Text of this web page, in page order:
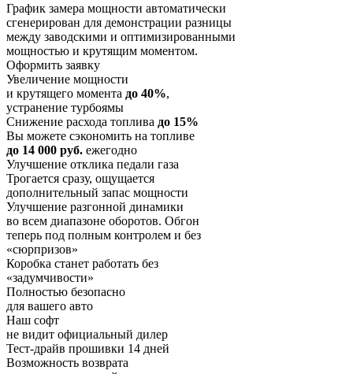
График замера мощности автоматически
сгенерирован для демонстрации разницы
между заводскими и оптимизированными
мощностью и крутящим моментом.
Оформить заявку
Увеличение мощности
и крутящего момента до 40%,
устранение турбоямы
Снижение расхода топлива до 15%
Вы можете сэкономить на топливе
до 14 000 руб. ежегодно
Улучшение отклика педали газа
Трогается сразу, ощущается
дополнительный запас мощности
Улучшение разгонной динамики
во всем диапазоне оборотов. Обгон
теперь под полным контролем и без
«сюрпризов»
Коробка станет работать без
«задумчивости»
Полностью безопасно
для вашего авто
Наш софт
не видит официальный дилер
Тест-драйв прошивки 14 дней
Возможность возврата